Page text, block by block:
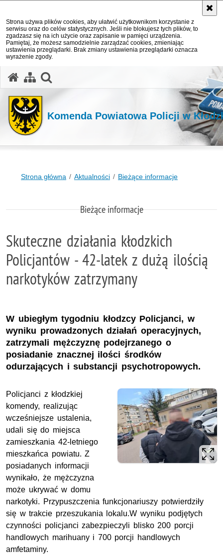
Strona używa plików cookies, aby ułatwić użytkownikom korzystanie z
serwisu oraz do celów statystycznych. Jeśli nie blokujesz tych plików, to
zgadzasz się na ich użycie oraz zapisanie w pamięci urządzenia.
Pamiętaj, że możesz samodzielnie zarządzać cookies, zmieniając
ustawienia przeglądarki. Brak zmiany ustawienia przeglądarki oznacza
wyrażenie zgody.
Komenda Powiatowa Policji w
Strona główna Aktualności Bieżące informacje
Bieżące informacje
Skuteczne działania kłodzkich
Policjantów - 42-latek z dużą ilością
narkotyków zatrzymany
W ubiegłym tygodniu kłodzcy Policjanci, w
wyniku prowadzonych działań operacyjnych,
zatrzymali mężczyznę podejrzanego o
posiadanie znacznej ilości środków
odurzających i substancji psychotropowych.
Policjanci z kłodzkiej
komendy, realizując
wcześniejsze ustalenia,
udali się do miejsca
zamieszkania 42-letniego
mieszkańca powiatu. Z
posiadanych informacji
wynikało, że mężczyzna
może ukrywać w domu
narkotyki. Przypuszczenia funkcjonariuszy potwierdziły
się w trakcie przeszukania lokalu.W wyniku podjętych
czynności policjanci zabezpieczyli blisko 200 porcji
handlowych marihuany i 700 porcji handlowych
amfetaminy.